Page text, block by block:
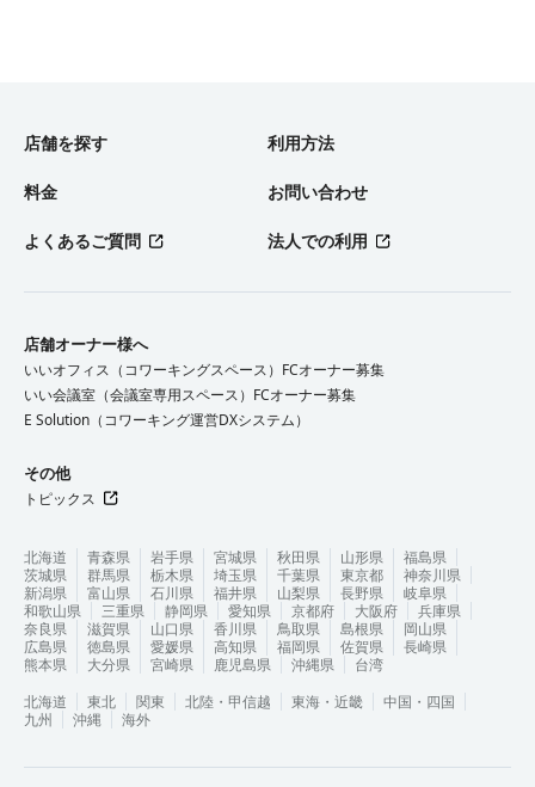
店舗を探す 利用方法
料金 お問い合わせ
よくあるご質問 法人での利用
店舗オーナー様へ
いいオフィス（コワーキングスペース）FCオーナー募集
いい会議室（会議室専用スペース）FCオーナー募集
E Solution（コワーキング運営DXシステム）
その他
トピックス
北海道 青森県 岩手県 宮城県 秋田県 山形県
福島県
茨城県
群馬県 栃木県 埼玉県 千葉県 東京都
神奈川県
新潟県
富山県 石川県 福井県 山梨県 長野県
岐阜県
和歌山県
三重県 静岡県 愛知県 京都府 大阪府
兵庫県
奈良県
滋賀県 山口県 香川県 鳥取県 島根県
岡山県
広島県
徳島県 愛媛県 高知県 福岡県 佐賀県
長崎県
熊本県
大分県 宮崎県 鹿児島県 沖縄県
台湾
北海道
東北 関東 北陸・甲信越 東海・近畿
中国・四国
九州
沖縄 海外